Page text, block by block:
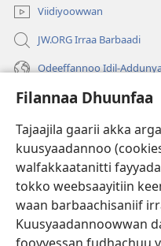
Filannaa Dhuunfaa
Tajaajila gaarii akka
kuusyaadannoo
walfakkaatanitti
tokko weebsaayitiin
waan barbaachisaniif
Kuusyaadannoowwan
Viidiyoowwan
JW.ORG Irraa Barbaadi
Odeeffannoo Idil-
Gargaarsa
Buusii
(opens
window)"LAAYIBRARII
(opens
new
window)
®
(opens
new